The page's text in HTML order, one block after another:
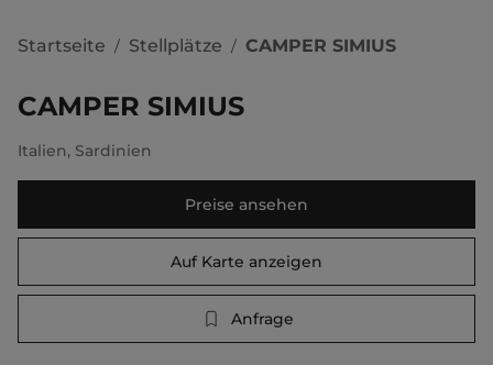
Startseite / Stellplätze / CAMPER SIMIUS
CAMPER SIMIUS
Italien, Sardinien
Preise ansehen
Auf Karte anzeigen
Anfrage